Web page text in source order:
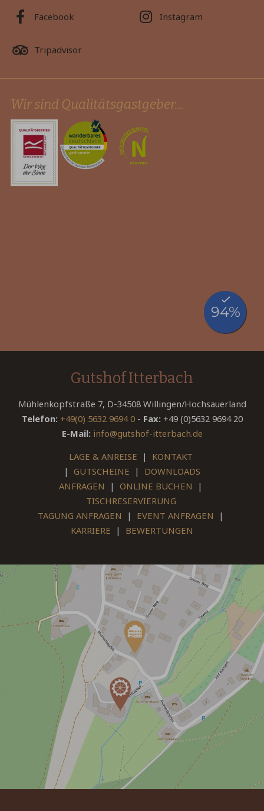
Facebook Instagram
Tripadvisor
Wir sind Qualitätsgastgeber...
Gutshof Itterbach
Mühlenkopfstraße 7, D-34508 Willingen/Hochsauerland
Telefon: +49(0) 5632 9694 0- Fax: +49 (0)5632 9694 20
E-Mail: info@gutshof-itterbach.de
LAGE & ANREISE | KONTAKT
| GUTSCHEINE | DOWNLOADS
ANFRAGEN | ONLINE BUCHEN |
TISCHRESERVIERUNG
TAGUNG ANFRAGEN | EVENT ANFRAGEN |
KARRIERE | BEWERTUNGEN